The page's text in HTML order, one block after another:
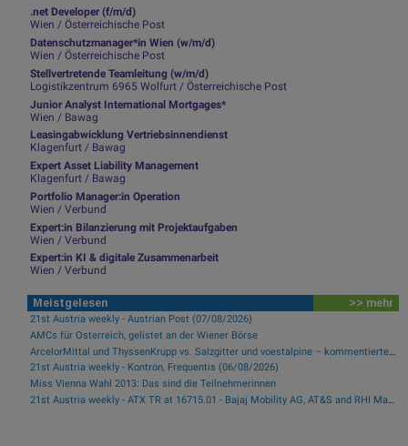
.net Developer (f/m/d)
Wien / Österreichische Post
Datenschutzmanager*in Wien (w/m/d)
Wien / Österreichische Post
Stellvertretende Teamleitung (w/m/d)
Logistikzentrum 6965 Wolfurt / Österreichische Post
Junior Analyst International Mortgages*
Wien / Bawag
Leasingabwicklung Vertriebsinnendienst
Klagenfurt / Bawag
Expert Asset Liability Management
Klagenfurt / Bawag
Portfolio Manager:in Operation
Wien / Verbund
Expert:in Bilanzierung mit Projektaufgaben
Wien / Verbund
Expert:in KI & digitale Zusammenarbeit
Wien / Verbund
Meistgelesen >> mehr
21st Austria weekly - Austrian Post (07/08/2026)
AMCs für Österreich, gelistet an der Wiener Börse
ArcelorMittal und ThyssenKrupp vs. Salzgitter und voestalpine – kommentierter KW 32 Peer Group Watch Stahl
21st Austria weekly - Kontron, Frequentis (06/08/2026)
Miss Vienna Wahl 2013: Das sind die Teilnehmerinnen
21st Austria weekly - ATX TR at 16715.01 - Bajaj Mobility AG, AT&S and RHI Magnesita best-performing, Österreichische Post with weakest performance (08/08/2026)